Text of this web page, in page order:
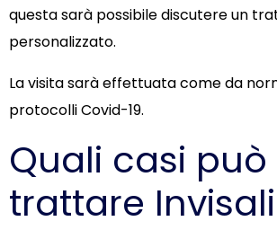
questa sarà possibile discutere un
personalizzato.
La visita sarà effettuata come da
protocolli Covid-19.
Quali casi può
trattare